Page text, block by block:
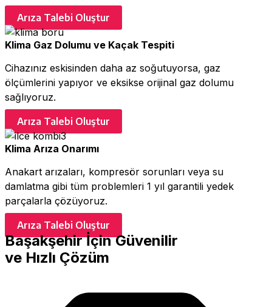
Arıza Talebi Oluştur
Klima Gaz Dolumu ve Kaçak Tespiti
Cihazınız eskisinden daha az soğutuyorsa, gaz
ölçümlerini yapıyor ve eksikse orijinal gaz dolumu
sağlıyoruz.
Arıza Talebi Oluştur
Klima Arıza Onarımı
Anakart arızaları, kompresör sorunları veya su
damlatma gibi tüm problemleri 1 yıl garantili yedek
parçalarla çözüyoruz.
Arıza Talebi Oluştur
Başakşehir İçin Güvenilir
ve Hızlı Çözüm